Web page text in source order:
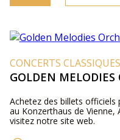
CONCERTS
GOLDEN MELODIES
Achetez des billets officiels
au Konzerthaus de Vienne,
visitez notre site web.